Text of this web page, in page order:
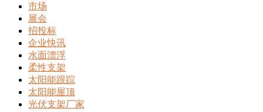
市场
展会
招投标
企业快讯
水面漂浮
柔性支架
太阳能跟踪
太阳能屋顶
光伏支架厂家